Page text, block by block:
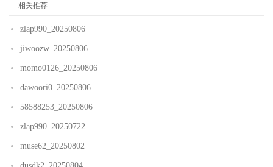
相关推荐
zlap990_20250806
jiwoozw_20250806
momo0126_20250806
dawoori0_20250806
58588253_20250806
zlap990_20250722
muse62_20250802